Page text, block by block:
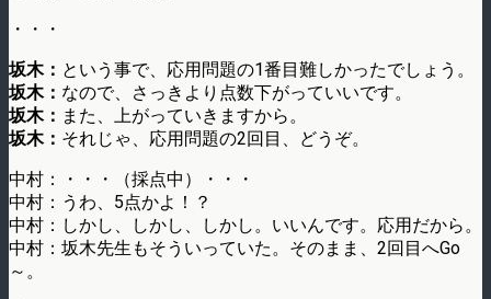
・・・
坂木： という事で、応用問題の1番目難しかったでしょう。
坂木： なので、さっきより点数下がっていいです。
坂木： また、上がっていきますから。
坂木： それじゃ、応用問題の2回目、どうぞ。
中村：・・・（採点中）・・・
中村：うわ、5点かよ！？
中村：しかし、しかし、しかし。いいんです。応用だから。
中村：坂木先生もそういっていた。そのまま、2回目へGo
～。